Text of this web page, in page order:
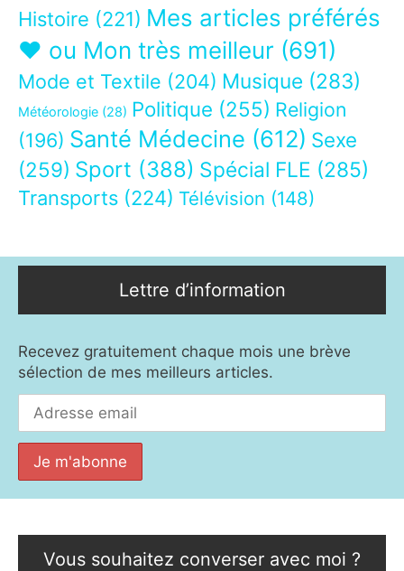
Histoire (221) Mes articles préférés
❤ ou Mon très meilleur (691)
Mode et Textile (204) Musique (283)
Météorologie (28) Politique (255) Religion
(196) Santé Médecine (612) Sexe
(259) Sport (388) Spécial FLE (285)
Transports (224) Télévision (148)
Lettre d’information
Recevez gratuitement chaque mois une brève
sélection de mes meilleurs articles.
Vous souhaitez converser avec moi ?